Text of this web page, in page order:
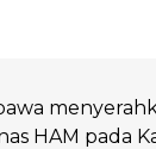
HAM pada